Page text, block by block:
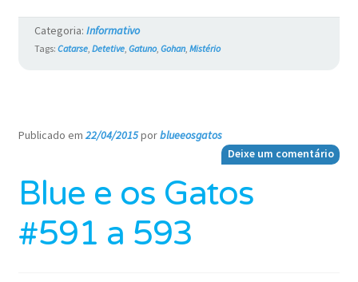
Categoria: Informativo
Tags: Catarse, Detetive, Gatuno, Gohan, Mistério
Publicado em 22/04/2015porblueeosgatos
Deixe um comentário
Blue e os Gatos
#591 a 593